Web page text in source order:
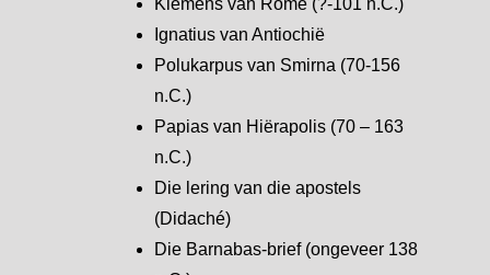
Klemens van Rome (?-101 n.C.)
Ignatius van Antiochië
Polukarpus van Smirna (70-156
n.C.)
Papias van Hiërapolis (70 – 163
n.C.)
Die lering van die apostels
(Didaché)
Die Barnabas-brief (ongeveer 138